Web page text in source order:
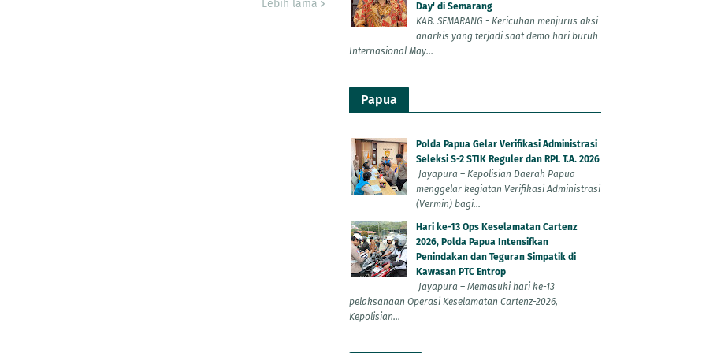
Lebih lama
Day' di Semarang
KAB. SEMARANG - Kericuhan menjurus aksi
anarkis yang terjadi saat demo hari buruh
Internasional May...
Papua
Polda Papua Gelar Verifikasi Administrasi
Seleksi S-2 STIK Reguler dan RPL T.A. 2026
Jayapura – Kepolisian Daerah Papua
menggelar kegiatan Verifikasi Administrasi
(Vermin) bagi...
Hari ke-13 Ops Keselamatan Cartenz
2026, Polda Papua Intensifkan
Penindakan dan Teguran Simpatik di
Kawasan PTC Entrop
Jayapura – Memasuki hari ke-13
pelaksanaan Operasi Keselamatan Cartenz-2026,
Kepolisian...